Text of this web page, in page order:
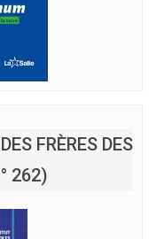
FRÈRES DES
262)